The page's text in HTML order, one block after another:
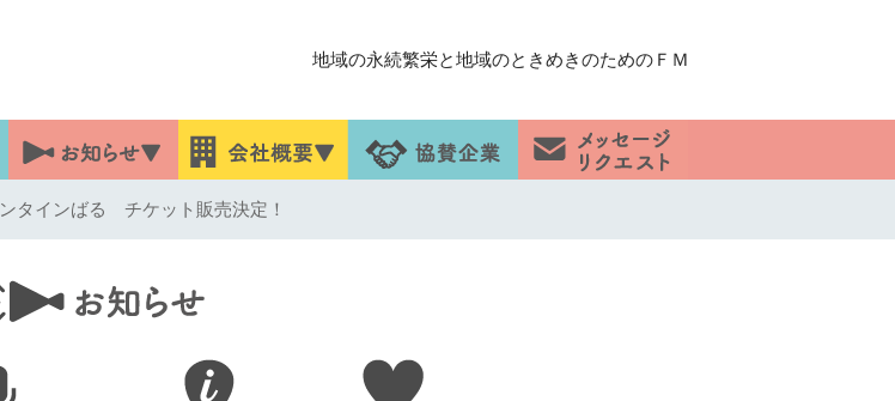
地域の永続繁栄と地域のときめきのためのＦＭ
タインばる チケット販売決定！